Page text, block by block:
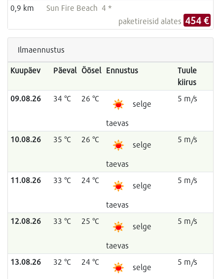
0,9 km
Sun Fire Beach 4 *
paketireisid alates 454 €
Ilmaennustus
Kuupäev Päeval Öösel Ennustus
Tuule
kiirus
09.08.26
34 °C 26 °C
selge
taevas
5 m/s
10.08.26 35 °C 26 °C
selge
taevas
5 m/s
11.08.26 33 °C 24 °C
selge
taevas
5 m/s
12.08.26 33 °C 25 °C
selge
taevas
5 m/s
13.08.26 32 °C 24 °C
selge
5 m/s